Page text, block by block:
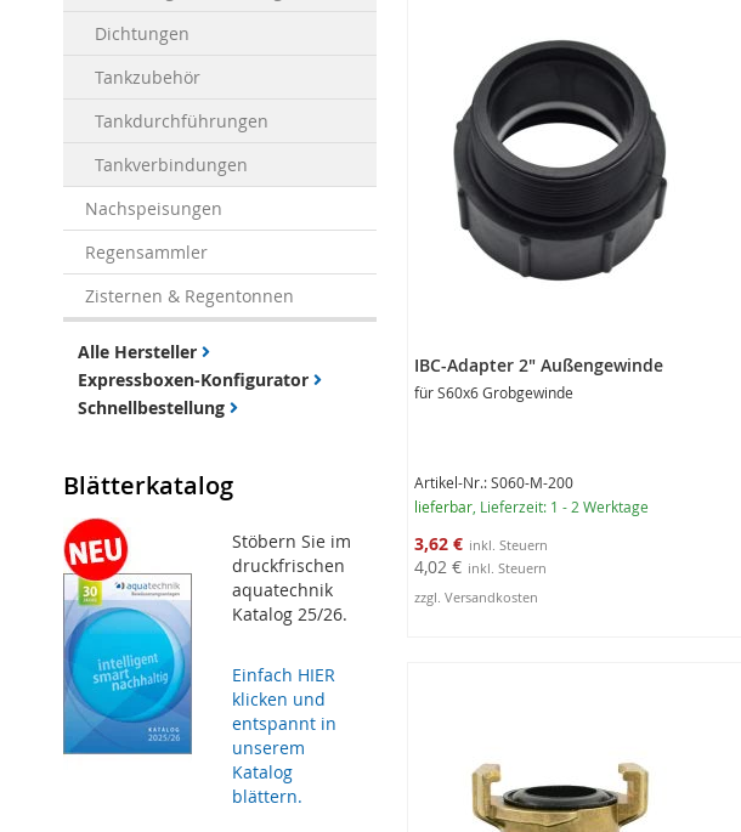
IBC-Adapter 2" Außengewinde
für S60x6 Grobgewinde
Artikel-Nr.: S060-M-200
lieferbar , Lieferzeit: 1 - 2 Werktage
Sonderangebot
3,62 €
4,02 €
zzgl. Versandkosten
Dichtungen
Tankzubehör
Tankdurchführungen
Tankverbindungen
Nachspeisungen
Regensammler
Zisternen & Regentonnen
Alle Hersteller
Expressboxen-Konfigurator
Schnellbestellung
Blätterkatalog
Stöbern Sie im
druckfrischen
aquatechnik
Katalog 25/26.
Einfach HIER
klicken und
entspannt in
unserem
Katalog
blättern.